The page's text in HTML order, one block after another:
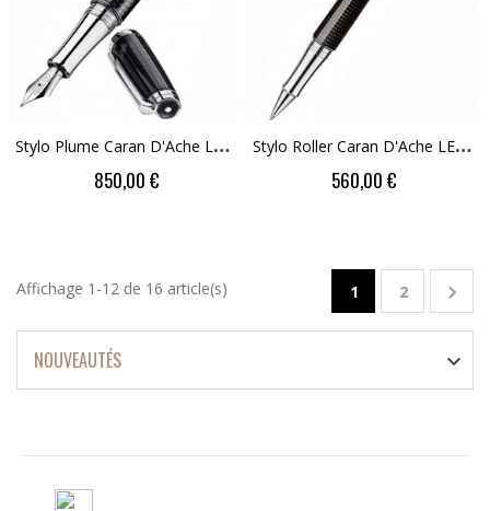
S
Tylo Plume Caran D'Ache LEMAN De NUIT Edition...
850,00 €
S
Tylo Roller Caran D'Ache LEMAN De NUIT
560,00 €
Affichage 1-12 de 16 article(s) 1 2 
NOUVEAUTÉS 